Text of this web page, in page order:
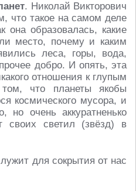
. Николай Викторович
что такое на самом деле
она образовалась, какие
место, почему и каким
леса, горы, вода,
добро. И опять, эта
отношения к глупым
что планеты якобы
космического мусора, и
но очень аккуратненько
своих светил (звёзд) в